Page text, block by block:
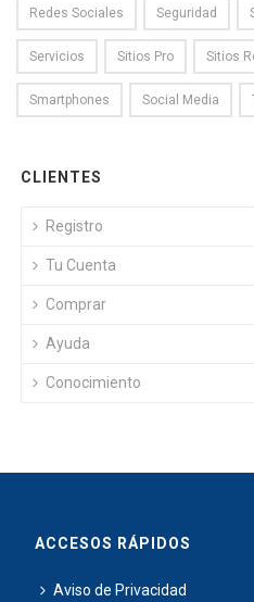
Redes Sociales Seguridad
Servicios Sitios Pro Sitios
Smartphones Social Media
CLIENTES
Registro
Tu Cuenta
Comprar
Ayuda
Conocimiento
ACCESOS RÁPIDOS
Aviso de Privacidad